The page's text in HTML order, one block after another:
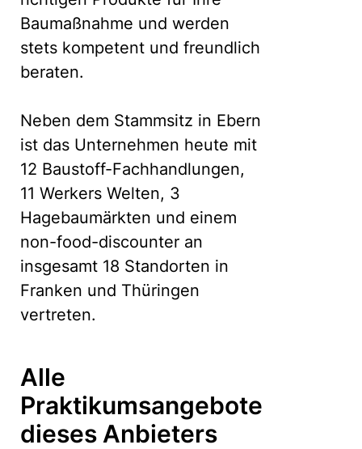
Baumaßnahme und werden
stets kompetent und freundlich
beraten.
Neben dem Stammsitz in Ebern
ist das Unternehmen heute mit
12 Baustoff-Fachhandlungen,
11 Werkers Welten, 3
Hagebaumärkten und einem
non-food-discounter an
insgesamt 18 Standorten in
Franken und Thüringen
vertreten.
Alle
Praktikumsangebote
dieses Anbieters